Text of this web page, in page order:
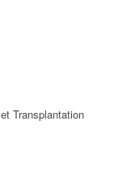
Transplantation